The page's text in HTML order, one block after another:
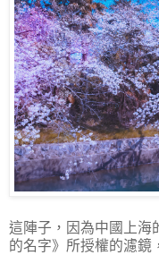
這陣子，因為中國上海
的名字》所授權的濾鏡